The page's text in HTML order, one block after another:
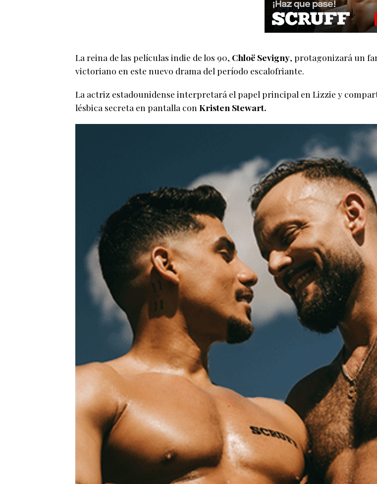
La reina de las películas indie de los 90, Chloë Sevigny, protagonizará un
victoriano en este nuevo drama del período escalofriante.
La actriz estadounidense interpretará el papel principal en Lizzie y
lésbica secreta en pantalla con Kristen Stewart.